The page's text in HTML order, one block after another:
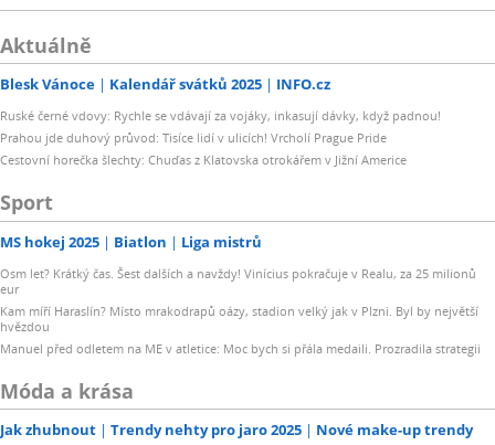
Aktuálně
Blesk Vánoce Kalendář svátků 2025 INFO.cz
Ruské černé vdovy: Rychle se vdávají za vojáky, inkasují dávky, když padnou!
Prahou jde duhový průvod: Tisíce lidí v ulicích! Vrcholí Prague Pride
Cestovní horečka šlechty: Chuďas z Klatovska otrokářem v Jižní Americe
Sport
MS hokej 2025 Biatlon Liga mistrů
Osm let? Krátký čas. Šest dalších a navždy! Vinícius pokračuje v Realu, za 25 milionů
eur
Kam míří Haraslín? Místo mrakodrapů oázy, stadion velký jak v Plzni. Byl by největší
hvězdou
Manuel před odletem na ME v atletice: Moc bych si přála medaili. Prozradila strategii
Móda a krása
Jak zhubnout Trendy nehty pro jaro 2025 Nové make-up trendy